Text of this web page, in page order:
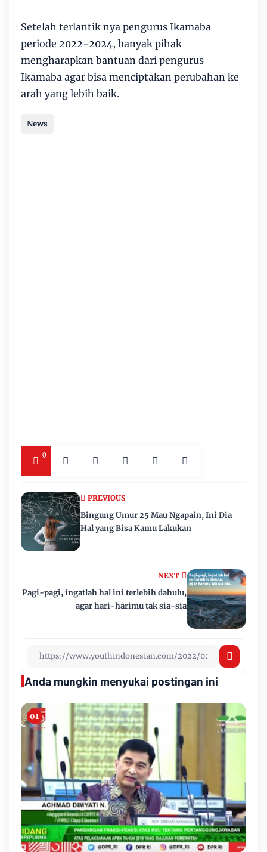
Setelah terlantik nya pengurus Ikamaba
periode 2022-2024, banyak pihak
mengharapkan bantuan dari pengurus
Ikamaba agar bisa menciptakan perubahan ke
arah yang lebih baik.
News
0
NEXT
Pagi-pagi, ingatlah hal ini terlebih dahulu,
agar hari-harimu tak sia-sia
PREVIOUS
Bingung Umur 25 Mau Ngapain, Ini Dia
Hal yang Bisa Kamu Lakukan
Anda mungkin menyukai postingan ini